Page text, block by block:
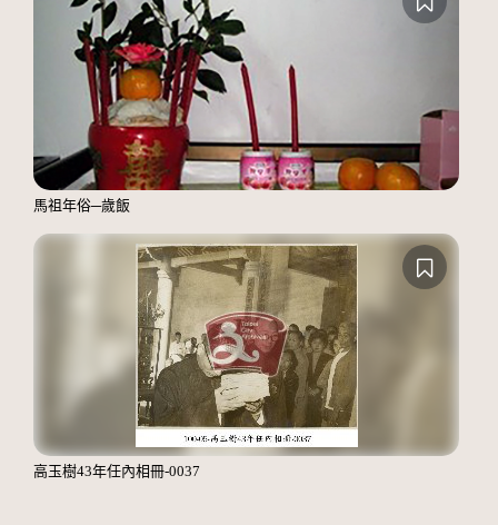
馬祖年俗─歲飯
高玉樹43年任內相冊-0037